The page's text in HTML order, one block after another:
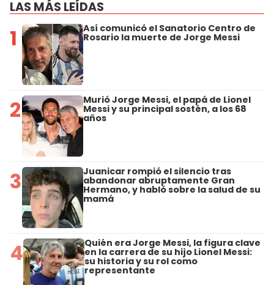
LAS MÁS LEÍDAS
1 Así comunicó el Sanatorio Centro de
Rosario la muerte de Jorge Messi
2 Murió Jorge Messi, el papá de Lionel
Messi y su principal sostén, a los 68
años
3 Juanicar rompió el silencio tras
abandonar abruptamente Gran
Hermano, y habló sobre la salud de su
mamá
4 Quién era Jorge Messi, la figura clave
en la carrera de su hijo Lionel Messi:
su historia y su rol como
representante